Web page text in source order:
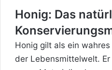
Honig: Das
Honig gilt als ein
der Lebensmittelwelt.